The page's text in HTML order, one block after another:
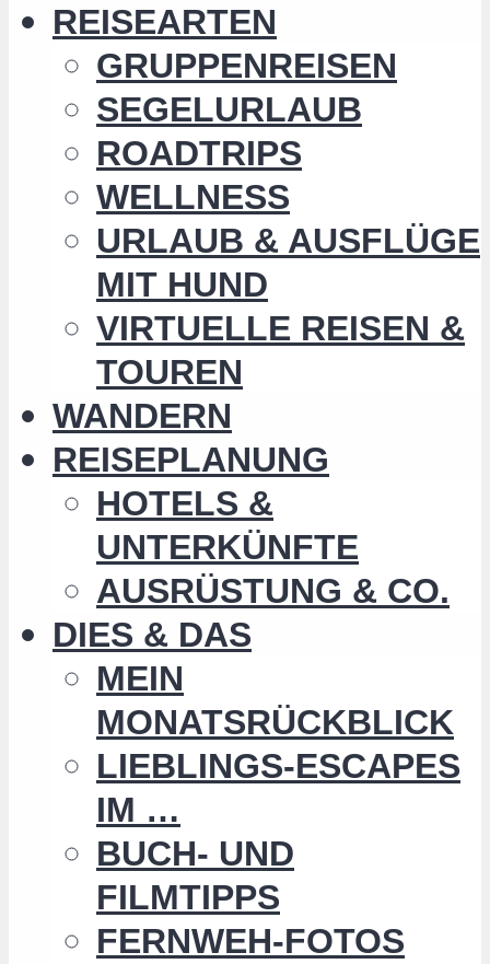
REISEARTEN
GRUPPENREISEN
SEGELURLAUB
ROADTRIPS
WELLNESS
URLAUB & AUSFLÜGE
MIT HUND
VIRTUELLE REISEN &
TOUREN
WANDERN
REISEPLANUNG
HOTELS &
UNTERKÜNFTE
AUSRÜSTUNG & CO.
DIES & DAS
MEIN
MONATSRÜCKBLICK
LIEBLINGS-ESCAPES
IM …
BUCH- UND
FILMTIPPS
FERNWEH-FOTOS